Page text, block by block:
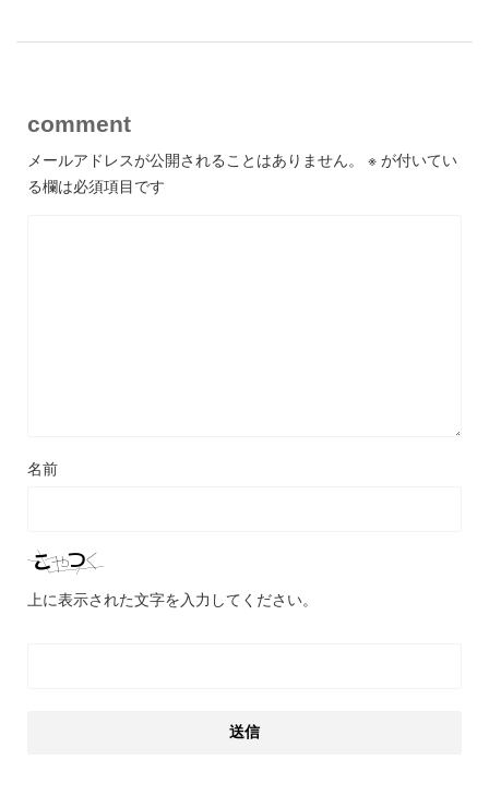
comment
メールアドレスが公開されることはありません。 ※ が付いてい
る欄は必須項目です
名前
上に表示された文字を入力してください。